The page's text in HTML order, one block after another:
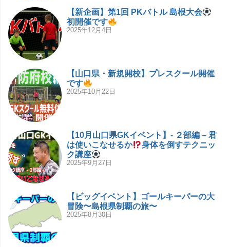
【新企画】第1回 PKバトル 島根大会
初開催です
2025年12月4日
【山口県・新規開校】プレスクール開催
です
2025年10月22日
【10月山口県GKイベント】- ２部編 – 君
は使いこなせるか
身体を倒すテクニッ
ク講座
2025年9月27日
【ビッグイベント】ゴールキーパーの大
冒険〜島根県制覇の旅〜
2025年8月30日